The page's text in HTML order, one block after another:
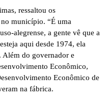
ressaltou os
município. “É uma
alegrense, a gente vê que a
aqui desde 1974, ela
Além do governador e
Econômico,
Econômico de
na fábrica.